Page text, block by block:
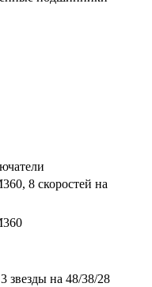
8 скоростей на
звезды на 48/38/28